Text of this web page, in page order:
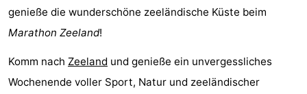
Schwimmbader
-
Radfahren
-
genieße die wunderschöne zeeländische Küste beim
Marathon Zeeland!
Komm nach Zeeland und genieße ein unvergessliches
Wochenende voller Sport, Natur und zeeländischer